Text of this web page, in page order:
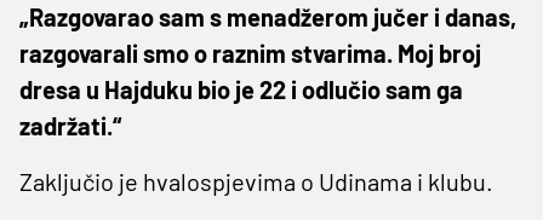
„Razgovarao sam s menadžerom jučer i danas,
razgovarali smo o raznim stvarima. Moj broj
dresa u Hajduku bio je 22 i odlučio sam ga
zadržati.“
Zaključio je hvalospjevima o Udinama i klubu.